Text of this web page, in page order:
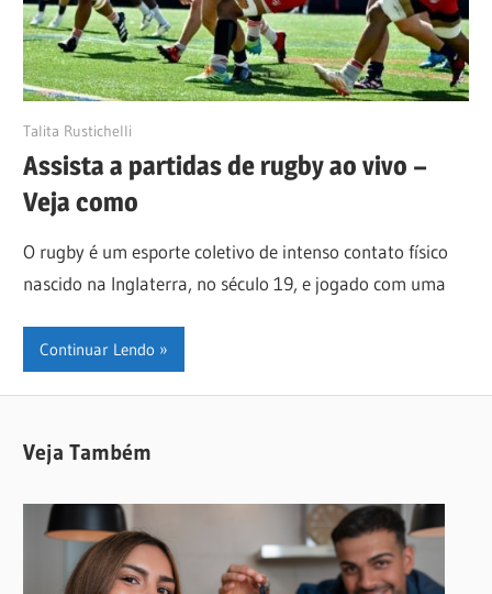
21/06/2024
Talita Rustichelli
Assista a partidas de rugby ao vivo –
Veja como
O rugby é um esporte coletivo de intenso contato físico
nascido na Inglaterra, no século 19, e jogado com uma
Continuar Lendo
Veja Também